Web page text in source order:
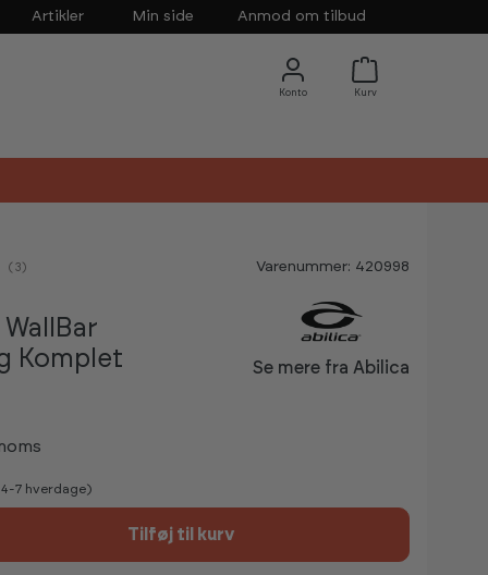
Artikler Min side Anmod om tilbud
vurdering:
( stemmer:
3 ) Varenummer: 420998
Komplet
Se mere fra Abilica
7 hverdage)
Tilføj til kurv